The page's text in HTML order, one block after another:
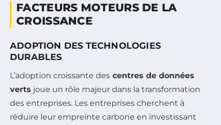
FACTEURS MOTEURS DE LA
CROISSANCE
ADOPTION DES TECHNOLOGIES
DURABLES
L’adoption croissante des centres de données
verts joue un rôle majeur dans la transformation
des entreprises. Les entreprises cherchent à
réduire leur empreinte carbone en investissant